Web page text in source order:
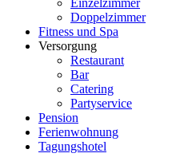
Unterkunft
Deutschland
Einzelzimmer
Doppelzimmer
Fitness und Spa
Versorgung
Restaurant
Bar
Catering
Partyservice
Pension
Ferienwohnung
Tagungshotel